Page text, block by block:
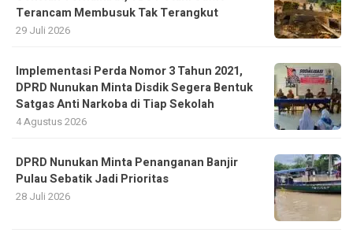
Terancam Membusuk Tak Terangkut
29 Juli 2026
Implementasi Perda Nomor 3 Tahun 2021,
DPRD Nunukan Minta Disdik Segera Bentuk
Satgas Anti Narkoba di Tiap Sekolah
4 Agustus 2026
DPRD Nunukan Minta Penanganan Banjir
Pulau Sebatik Jadi Prioritas
28 Juli 2026